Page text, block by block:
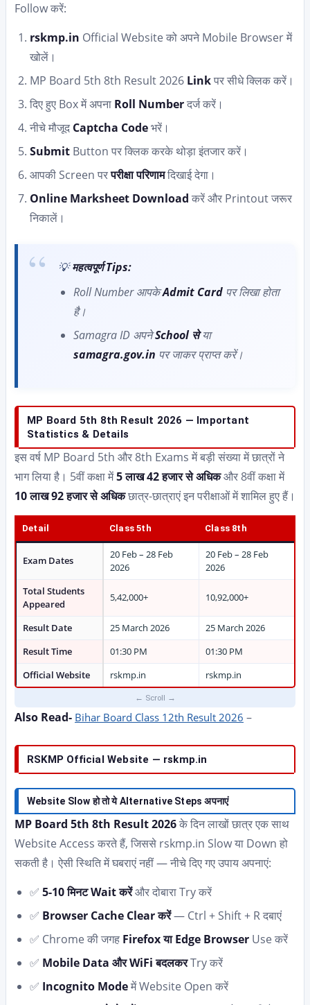
Follow करें:
rskmp.in Official Website को अपने Mobile Browser में
खोलें।
MP Board 5th 8th Result 2026 Linkपर सीधे क्लिक करें।
दिए हुए Box में अपना Roll Numberदर्ज करें।
नीचे मौजूद Captcha Codeभरें।
Submit Button पर क्लिक करके थोड़ा इंतजार करें।
आपकी Screen परपरीक्षा परिणामदिखाई देगा।
Online Marksheet Download करें और Printout जरूर
निकालें।
💡महत्वपूर्ण Tips:
Roll Number आपकेAdmit Card पर लिखा होता
है।
Samagra ID अपनेSchool सेया
samagra.gov.in पर जाकर प्राप्त करें।
MP Board 5th 8th Result 2026 — Important
Statistics & Details
इस वर्ष MP Board 5th और 8th Exams में बड़ी संख्या में छात्रों ने
भाग लिया है। 5वीं कक्षा में5 लाख 42 हजार से अधिकऔर 8वीं कक्षा में
10 लाख 92 हजार से अधिकछात्र-छात्राएं इन परीक्षाओं में शामिल हुए हैं।
Detail Class 5th Class 8th
Exam Dates
20 Feb – 28 Feb
2026
20 Feb – 28 Feb
2026
Total Students
Appeared
5,42,000+ 10,92,000+
Result Date 25 March 2026
25 March 2026
Result Time
01:30 PM
01:30 PM
Official Website
rskmp.in rskmp.in
Also Read- Bihar Board Class 12th Result 2026 –
RSKMP Official Website — rskmp.in
Website Slow हो तो ये Alternative Steps अपनाएं
MP Board 5th 8th Result 2026के दिन लाखों छात्र एक साथ
Website Access करते हैं, जिससे rskmp.in Slow या Down हो
सकती है। ऐसी स्थिति में घबराएं नहीं — नीचे दिए गए उपाय अपनाएं:
✅ 5-10 मिनट Wait करेंऔर दोबारा Try करें
✅ Browser Cache Clear करें— Ctrl + Shift + R दबाएं
✅ Chrome की जगह Firefox या Edge Browser Use करें
✅ Mobile Data और WiFi बदलकरTry करें
✅ Incognito Modeमें Website Open करें